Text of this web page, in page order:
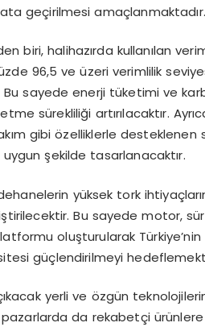
geçirilmesi amaçlanmaktadır.
biri, halihazırda kullanılan
96,5 ve üzeri verimlilik
sayede enerji tüketimi ve
sürekliliği artırılacaktır.
gibi özelliklerle
uygun şekilde tasarlanacaktır.
yüksek tork
Bu sayede motor,
oluşturularak
güçlendirilmeyi
yerli ve özgün
da rekabetçi